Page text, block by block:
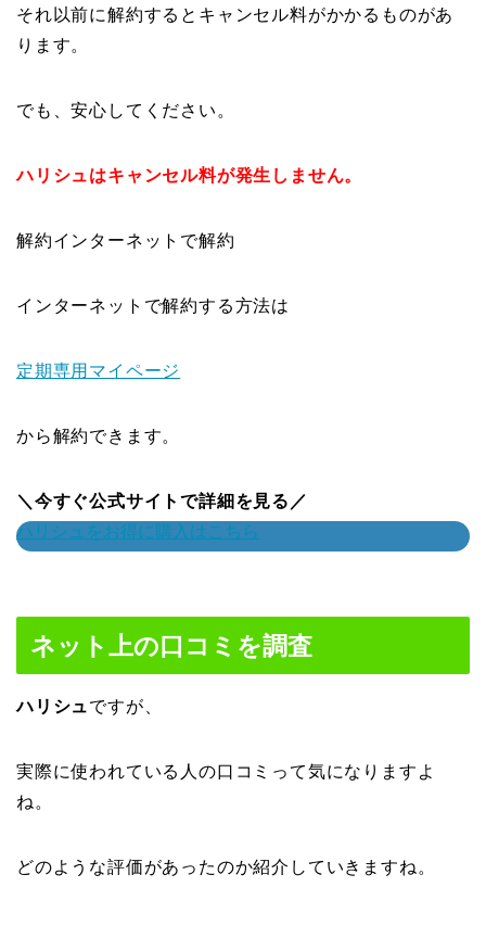
それ以前に解約するとキャンセル料がかかるものがあ
ります。
でも、安心してください。
ハリシュはキャンセル料が発生しません。
解約インターネットで解約
インターネットで解約する方法は
定期専用マイページ
から解約できます。
＼今すぐ公式サイトで詳細を見る／
ハリシュをお得に購入はこちら
ネット上の口コミを調査
ハリシュですが、
実際に使われている人の口コミって気になりますよ
ね。
どのような評価があったのか紹介していきますね。